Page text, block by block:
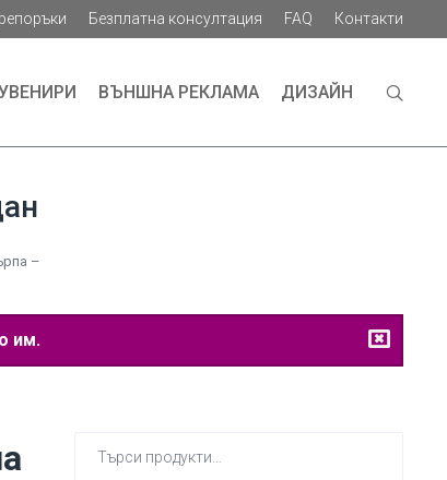
Безплатна консултация FAQ Контакти
ВЪНШНА РЕКЛАМА ДИЗАЙН
–
им.